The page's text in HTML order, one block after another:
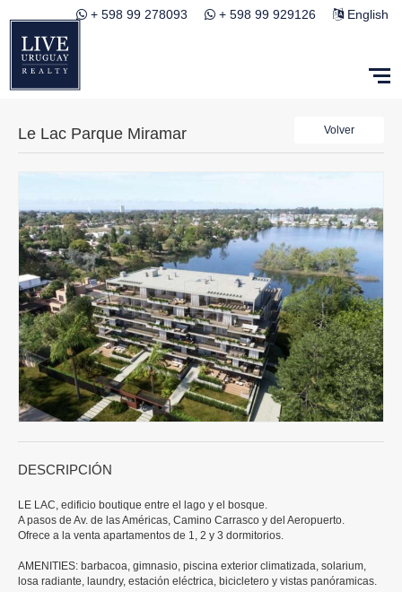
+ 598 99 278093 + 598 99 929126 English
Volver
Le Lac Parque Miramar
DESCRIPCIÓN
LE LAC, edificio boutique entre el lago y el bosque.
A pasos de Av. de las Américas, Camino Carrasco y del Aeropuerto.
Ofrece a la venta apartamentos de 1, 2 y 3 dormitorios.
AMENITIES: barbacoa, gimnasio, piscina exterior climatizada, solarium,
losa radiante, laundry, estación eléctrica, bicicletero y vistas panóramicas.